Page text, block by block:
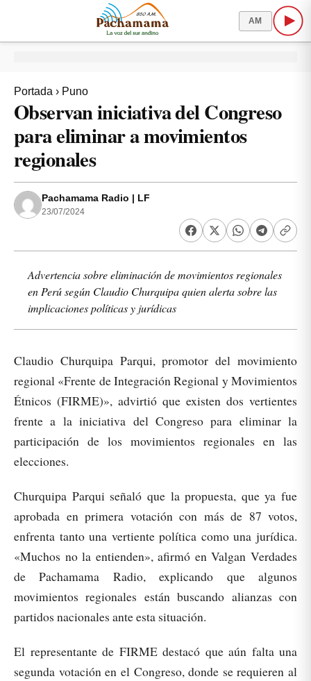
AM
Portada › Puno
Observan iniciativa del Congreso
para eliminar a movimientos
regionales
Pachamama Radio | LF
23/07/2024
Advertencia sobre eliminación de movimientos regionales
en Perú según Claudio Churquipa quien alerta sobre las
implicaciones políticas y jurídicas
Claudio Churquipa Parqui, promotor del movimiento
regional «Frente de Integración Regional y Movimientos
Étnicos (FIRME)», advirtió que existen dos vertientes
frente a la iniciativa del Congreso para eliminar la
participación de los movimientos regionales en las
elecciones.
Churquipa Parqui señaló que la propuesta, que ya fue
aprobada en primera votación con más de 87 votos,
enfrenta tanto una vertiente política como una jurídica.
«Muchos no la entienden», afirmó en Valgan Verdades
de Pachamama Radio, explicando que algunos
movimientos regionales están buscando alianzas con
partidos nacionales ante esta situación.
El representante de FIRME destacó que aún falta una
segunda votación en el Congreso, donde se requieren al